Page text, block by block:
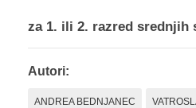
za 1. ili 2. razred srednjih
Autori:
ANDREA BEDNJANEC